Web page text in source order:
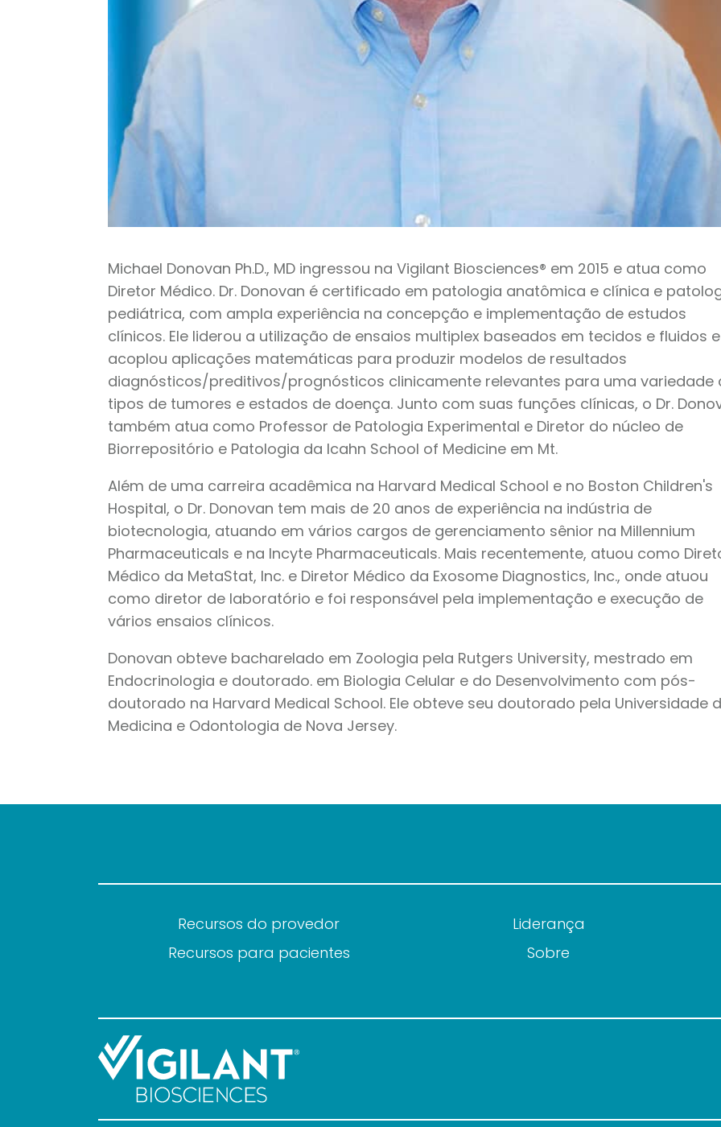
Michael Donovan Ph.D., MD ingressou na Vigilant Biosciences® em 2015 e atua como
Diretor Médico. Dr. Donovan é certificado em patologia anatômica e clínica e
pediátrica, com ampla experiência na concepção e implementação de estudos
clínicos. Ele liderou a utilização de ensaios multiplex baseados em tecidos e fluidos e
acoplou aplicações matemáticas para produzir modelos de resultados
diagnósticos/preditivos/prognósticos clinicamente relevantes para uma variedade
tipos de tumores e estados de doença. Junto com suas funções clínicas, o Dr.
também atua como Professor de Patologia Experimental e Diretor do núcleo de
Biorrepositório e Patologia da Icahn School of Medicine em Mt.
Além de uma carreira acadêmica na Harvard Medical School e no Boston Children's
Hospital, o Dr. Donovan tem mais de 20 anos de experiência na indústria de
biotecnologia, atuando em vários cargos de gerenciamento sênior na Millennium
Pharmaceuticals e na Incyte Pharmaceuticals. Mais recentemente, atuou como
Médico da MetaStat, Inc. e Diretor Médico da Exosome Diagnostics, Inc., onde atuou
como diretor de laboratório e foi responsável pela implementação e execução de
vários ensaios clínicos.
Donovan obteve bacharelado em Zoologia pela Rutgers University, mestrado em
Endocrinologia e doutorado. em Biologia Celular e do Desenvolvimento com pós-
doutorado na Harvard Medical School. Ele obteve seu doutorado pela Universidade
Medicina e Odontologia de Nova Jersey.
Recursos do provedor
Recursos para pacientes
Liderança
Sobre